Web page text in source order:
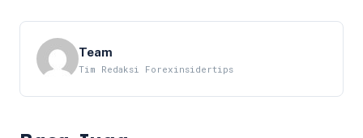
Team
Tim Redaksi Forexinsidertips